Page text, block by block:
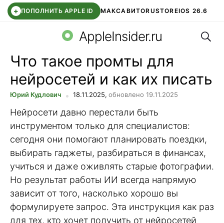
+ ПОПОЛНИТЬ APPLE ID МАКСАВИТОRUSTOREIOS 26.6
СБЕР КИДС ВТБ ОНЛАЙН ЧАТ В ROBLOX
AppleInsider.ru
Что такое промты для
нейросетей и как их писать
Юрий Кудлович 18.11.2025, обновлено 19.11.2025
Нейросети давно перестали быть
инструментом только для специалистов:
сегодня они помогают планировать поездки,
выбирать гаджеты, разбираться в финансах,
учиться и даже оживлять старые фотографии.
Но результат работы ИИ всегда напрямую
зависит от того, насколько хорошо вы
формулируете запрос. Эта инструкция как раз
для тех, кто хочет получить от нейросетей